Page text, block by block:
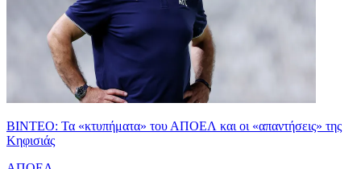
ΒΙΝΤΕΟ: Τα «κτυπήματα» του ΑΠΟΕΛ και οι «απαντήσεις» της
Κηφισιάς